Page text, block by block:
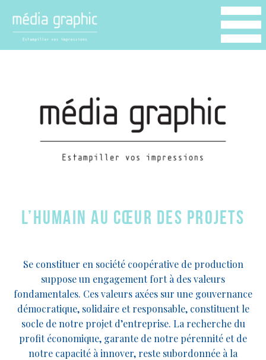
l’humain au cœur des projets
Se constituer en société coopérative de production
suppose un engagement fort à des valeurs
fondamentales. Ces valeurs axées sur une gouvernance
démocratique, solidaire et responsable, constituent le
socle de notre projet d’entreprise. La recherche du
profit économique, garante de notre pérennité et de
notre capacité à innover, reste subordonnée à la